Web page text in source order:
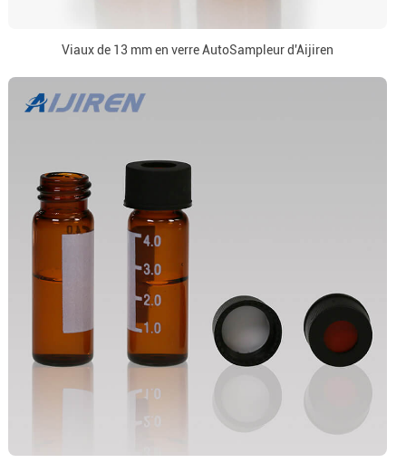
Viaux de 13 mm en verre AutoSampleur d'Aijiren